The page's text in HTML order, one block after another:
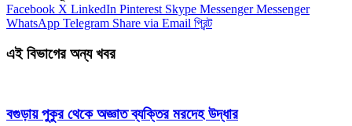
Facebook X LinkedIn Pinterest Skype Messenger Messenger
WhatsApp Telegram Share via Email প্রিন্ট
এই বিভাগের অন্য খবর
বগুড়ায় পুকুর থেকে অজ্ঞাত ব্যক্তির মরদেহ উদ্ধার